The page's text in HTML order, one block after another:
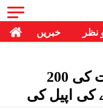
خبریں نظر
200 سے زیادہ قلمکاروں نے نفرت کی
اپیل کی